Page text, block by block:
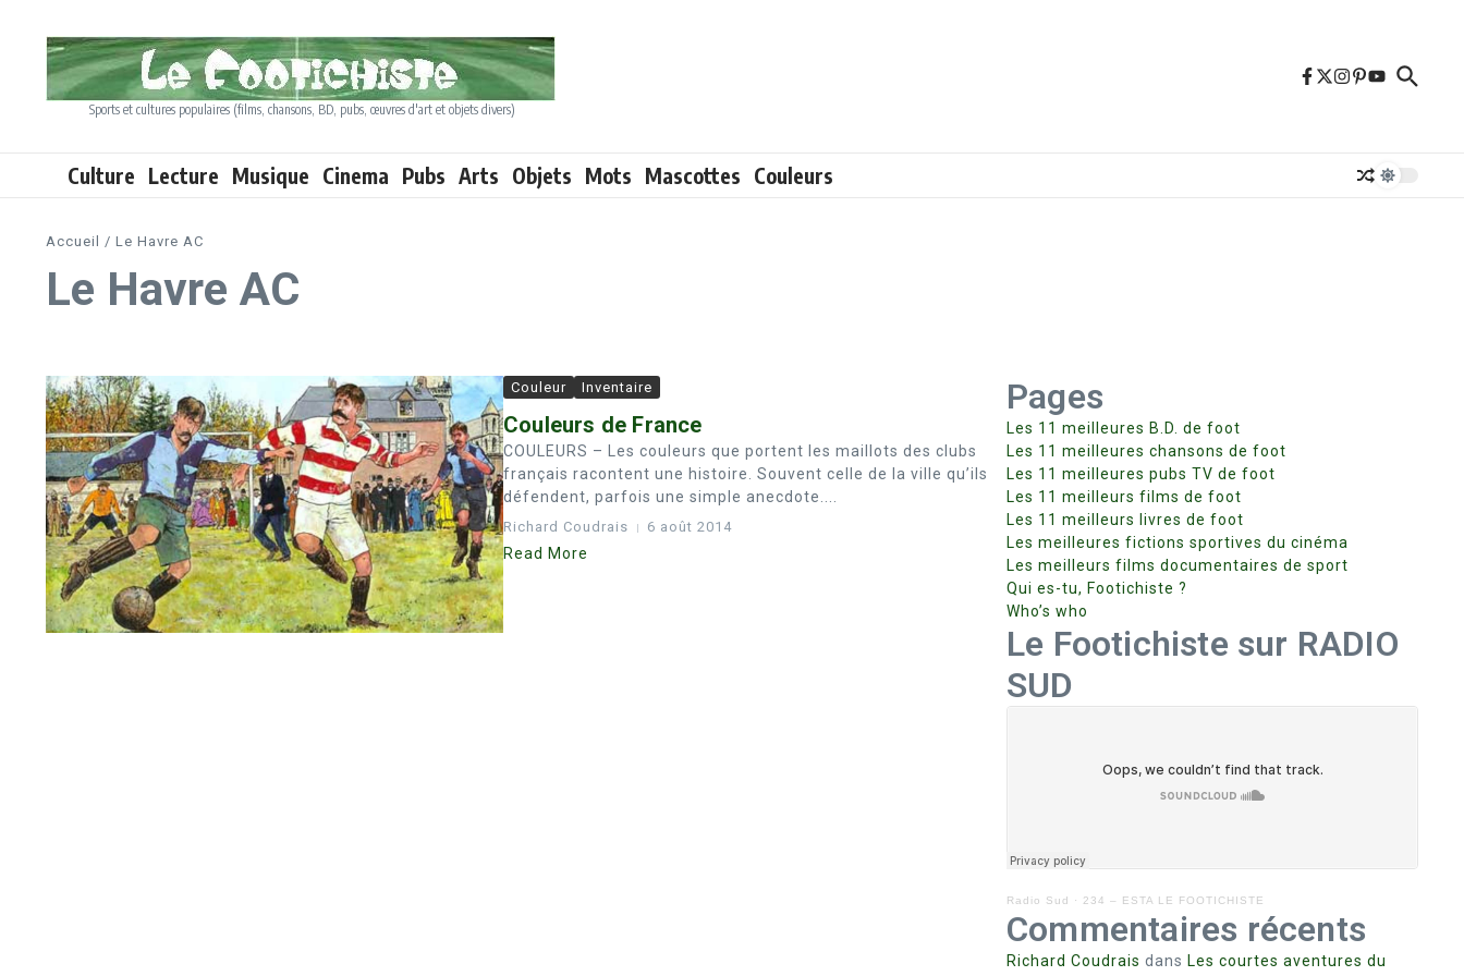
Sports et cultures populaires (films, chansons, BD, pubs, œuvres d'art et objets divers)
Culture Lecture Musique Cinema Pubs Arts Objets Mots Mascottes Couleurs
Accueil / Le Havre AC
Le Havre AC
Couleur Inventaire
Couleurs de France
COULEURS – Les couleurs que portent les maillots des clubs
français racontent une histoire. Souvent celle de la ville qu’ils
défendent, parfois une simple anecdote....
Richard Coudrais 6 août 2014
Read More
Pages
Les 11 meilleures B.D. de foot
Les 11 meilleures chansons de foot
Les 11 meilleures pubs TV de foot
Les 11 meilleurs films de foot
Les 11 meilleurs livres de foot
Les meilleures fictions sportives du cinéma
Les meilleurs films documentaires de sport
Qui es-tu, Footichiste ?
Who’s who
Le Footichiste sur RADIO
SUD
Radio Sud · 234 – ESTA LE FOOTICHISTE
Commentaires récents
Richard Coudrais dans Les courtes aventures du